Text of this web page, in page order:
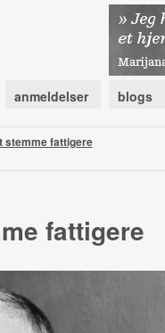
anmeldelser blogs
stemme fattigere
fattigere